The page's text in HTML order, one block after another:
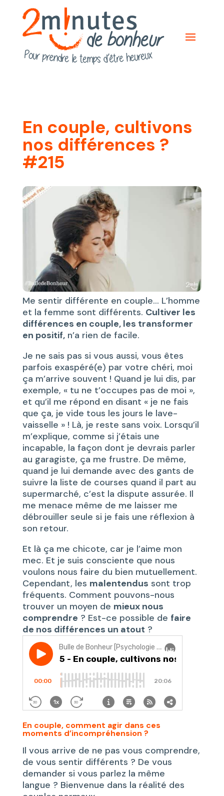
En couple, cultivons
nos différences ?
#215
Me sentir différente en couple… L’homme
et la femme sont différents. Cultiver les
différences en couple, les transformer
en positif,n’a rien de facile.
Je ne sais pas si vous aussi, vous êtes
parfois exaspéré(e) par votre chéri, moi
ça m’arrive souvent ! Quand je lui dis, par
exemple, « tu ne t’occupes pas de moi »,
et qu’il me répond en disant « je ne fais
que ça, je vide tous les jours le lave-
vaisselle » ! Là, je reste sans voix. Lorsqu’il
m’explique, comme si j’étais une
incapable, la façon dont je devrais parler
au garagiste, ça me frustre. De même,
quand je lui demande avec des gants de
suivre la liste de courses quand il part au
supermarché, c’est la dispute assurée. Il
me menace même de me laisser me
débrouiller seule si je fais une réflexion à
son retour.
Et là ça me chicote, car je l’aime mon
mec. Et je suis consciente que nous
voulons nous faire du bien mutuellement.
Cependant, les malentendus sont trop
fréquents. Comment pouvons-nous
trouver un moyen de mieux nous
comprendre ? Est-ce possible de faire
de nos différences un atout ?
En couple, comment agir dans ces
moments d’incompréhension ?
Il vous arrive de ne pas vous comprendre,
de vous sentir différents ? De vous
demander si vous parlez la même
langue ? Bienvenue dans la réalité des